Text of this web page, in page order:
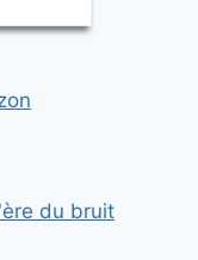
du bruit